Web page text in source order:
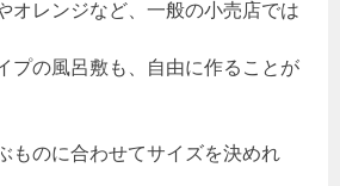
オレンジなど、一般の小売店では
プの風呂敷も、自由に作ることが
ものに合わせてサイズを決めれ